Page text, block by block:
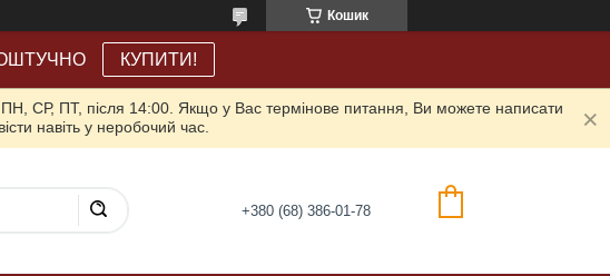
Кошик
КУПИТИ!
СР, ПТ, після 14:00. Якщо у Вас термінове питання, Ви можете написати
навіть у неробочий час.
+380 (68) 386-01-78